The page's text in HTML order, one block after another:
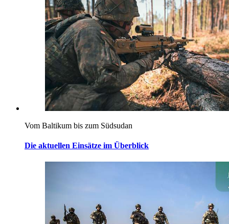
Vom Baltikum bis zum Südsudan
Die aktuellen Einsätze im Überblick